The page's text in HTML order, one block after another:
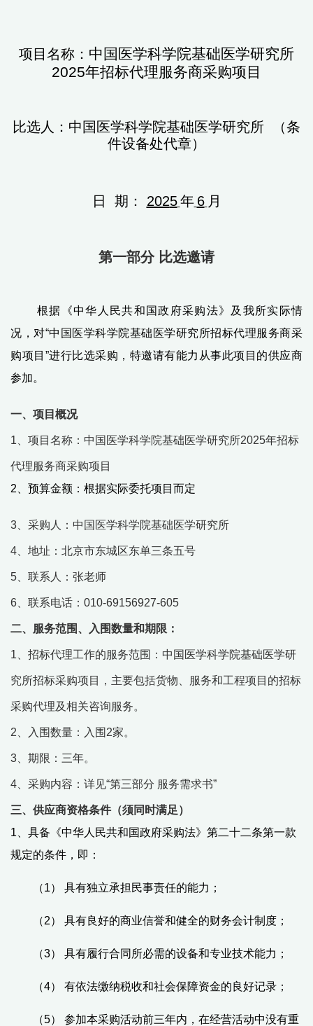
项目名称： 中国医学科学院基础医学研究所
2025年招标代理服务商采购项目
比选人：中国医学科学院基础医学研究所
（条
件设备处代章）
日 期： 2025 年 6 月
第一部分 比选邀请
根据《中华人民共和国政府采购法》及我所实际情
况，对“中国医学科学院基础医学研究所招标代理服务商采
购项目”进行比选采购，特邀请有能力从事此项目的供应商
参加。
一、项目概况
1、项目名称：中国医学科学院基础医学研究所2025年招标
代理服务商采购项目
2、预算金额： 根据实际委托项目而定
3、采购人： 中国医学科学院基础医学研究所
4、地址：北京市东城区东单三条五号
5、联系人： 张老师
6、联系电话： 010-69156927-605
二、 服务范围、 入围数量和期限：
1 招标代理工作的服务范围：中国医学科学院基础医学研
究所招标采购项目，主要包括货物、服务和工程项目的招标
采购代理及相关咨询服务。
2 入围数量：入围 2家。
3、 期限： 三年。
4 、采购内容：详见“第三部分 服务需求书”
三、 供应商资格条件（须同时满足）
1
具备《中华人民共和国政府采购法》第二十二条第一款
规定的条件，即：
（1） 具有独立承担民事责任的能力；
（2） 具有良好的商业信誉和健全的财务会计制度；
（3） 具有履行合同所必需的设备和专业技术能力；
（4） 有依法缴纳税收和社会保障资金的良好记录；
（5）
参加本采购活动前三年内，在经营活动中没有重